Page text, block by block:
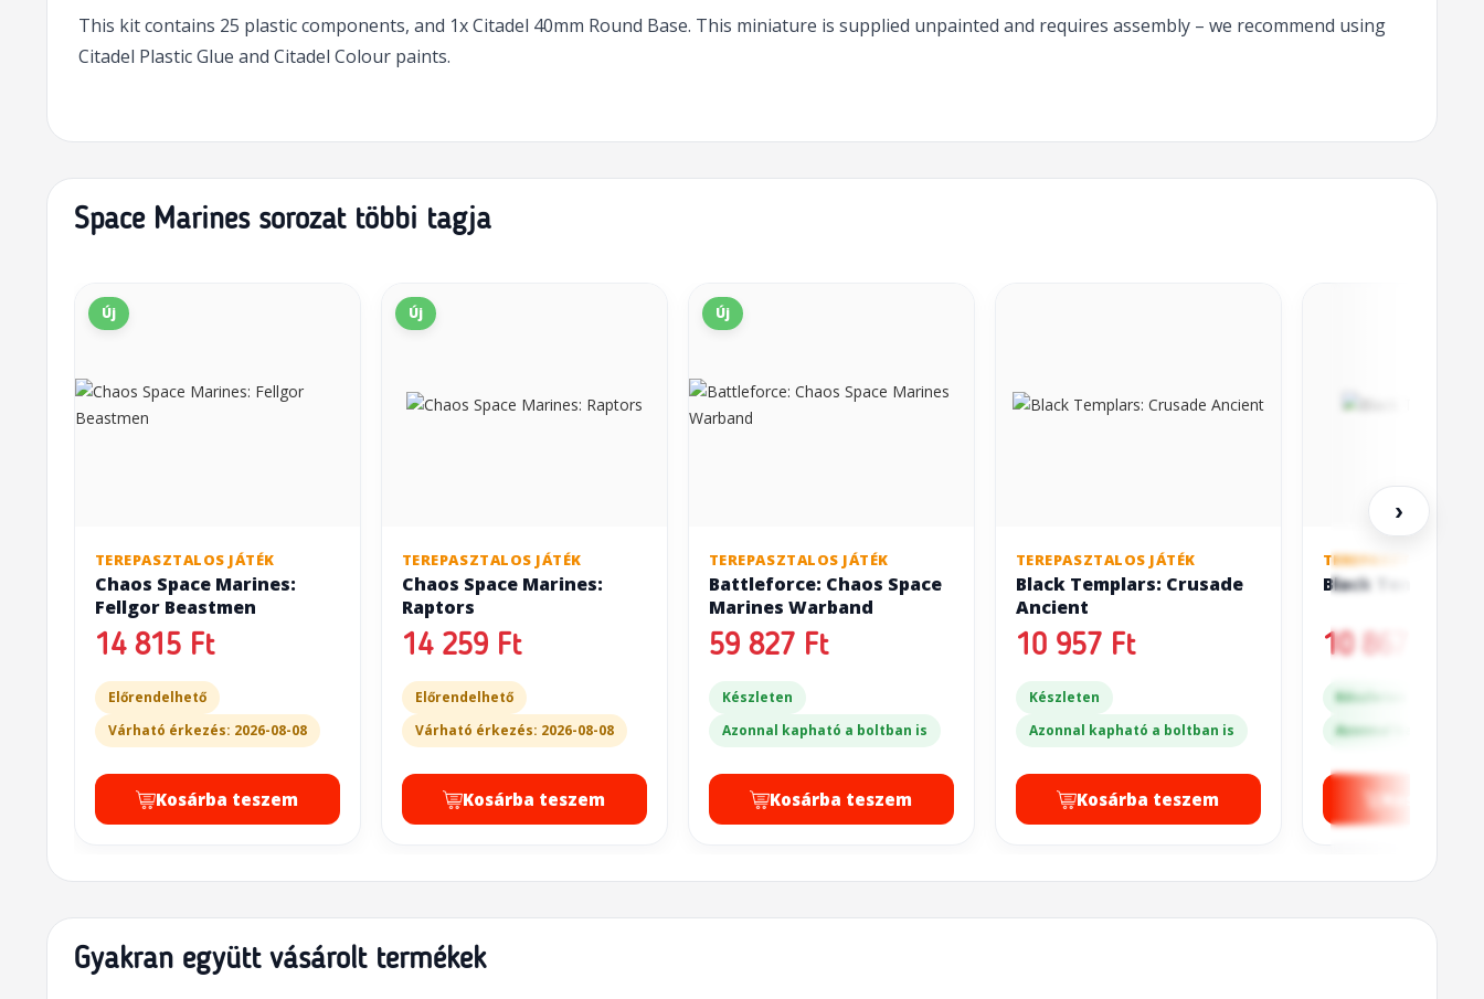
This kit contains 25 plastic components, and 1x Citadel 40mm Round Base. This miniature is supplied unpainted and requires assembly – we recommend using
Citadel Plastic Glue and Citadel Colour paints.
Space Marines sorozat többi tagja
Új
TEREPASZTALOS JÁTÉK
Chaos Space Marines:
Fellgor Beastmen
14 815 Ft
Előrendelhető
Várható érkezés: 2026-08-08
Kosárba teszem
Új
TEREPASZTALOS JÁTÉK
Chaos Space Marines:
Raptors
14 259 Ft
Előrendelhető
Várható érkezés: 2026-08-08
Kosárba teszem
Új
TEREPASZTALOS JÁTÉK
Battleforce: Chaos Space
Marines Warband
59 827 Ft
Készleten
Azonnal kapható a boltban is
Kosárba teszem
TEREPASZTALOS JÁTÉK
Black Templars: Crusade
Ancient
10 957 Ft
Készleten
Azonnal kapható a boltban is
Kosárba teszem
TEREPASZTALOS
Black Templars:
10 867 Ft
Készleten
Azonnal kapható a
Kosárba
›
Gyakran együtt vásárolt termékek